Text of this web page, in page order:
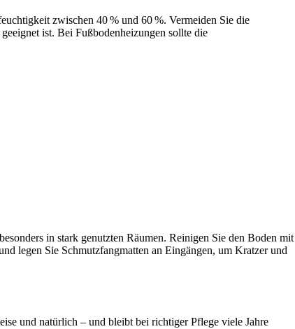
zwischen 40 % und 60 %. Vermeiden Sie die
ist. Bei Fußbodenheizungen sollte die
in stark genutzten Räumen. Reinigen Sie den Boden mit
legen Sie Schmutzfangmatten an Eingängen, um Kratzer und
und natürlich – und bleibt bei richtiger Pflege viele Jahre